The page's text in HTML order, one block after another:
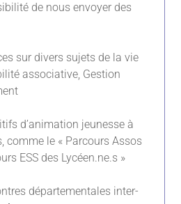
de nous envoyer des
sur divers sujets de la vie
associative, Gestion
d’animation jeunesse à
comme le « Parcours Assos
ESS des Lycéen.ne.s »
départementales inter-